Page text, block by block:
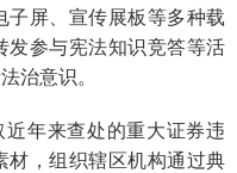
子屏、宣传展板等多种载
发参与宪法知识竞答等活
治意识。
近年来查处的重大证券违
材 ，组织辖区机构通过典